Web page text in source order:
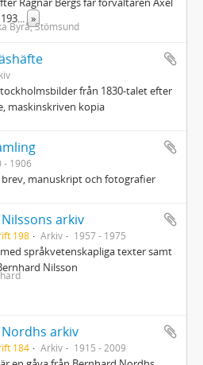
... »
Byrå, Stömsund
från 1830-talet efter
maskinskriven kopia
- 1906
brev, manuskript och fotografier
arkiv
198 Arkiv 1957 - 1975
språkvetenskapliga texter samt
Nilsson
arkiv
184 Arkiv 1915 - 2009